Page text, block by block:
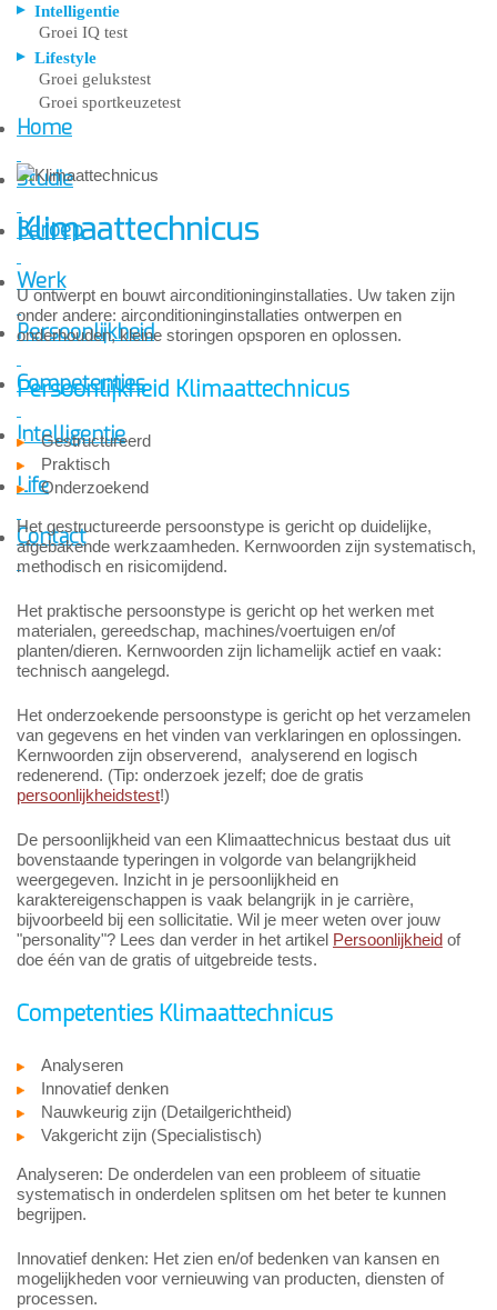
Intelligentie
Groei IQ test
Lifestyle
Groei gelukstest
Groei sportkeuzetest
Home
Studie
Beroep
Werk
Persoonlijkheid
Competenties
Intelligentie
Life
Contact
Klimaattechnicus
U ontwerpt en bouwt airconditioninginstallaties. Uw taken zijn
onder andere: airconditioninginstallaties ontwerpen en
onderhouden, kleine storingen opsporen en oplossen.
Persoonlijkheid Klimaattechnicus
Gestructureerd
Praktisch
Onderzoekend
Het gestructureerde persoonstype is gericht op duidelijke,
afgebakende werkzaamheden. Kernwoorden zijn systematisch,
methodisch en risicomijdend.
Het praktische persoonstype is gericht op het werken met
materialen, gereedschap, machines/voertuigen en/of
planten/dieren. Kernwoorden zijn lichamelijk actief en vaak:
technisch aangelegd.
Het onderzoekende persoonstype is gericht op het verzamelen
van gegevens en het vinden van verklaringen en oplossingen.
Kernwoorden zijn observerend, analyserend en logisch
redenerend. (Tip: onderzoek jezelf; doe de gratis
persoonlijkheidstest!)
De persoonlijkheid van een Klimaattechnicus bestaat dus uit
bovenstaande typeringen in volgorde van belangrijkheid
weergegeven. Inzicht in je persoonlijkheid en
karaktereigenschappen is vaak belangrijk in je carrière,
bijvoorbeeld bij een sollicitatie. Wil je meer weten over jouw
"personality"? Lees dan verder in het artikel Persoonlijkheid of
doe één van de gratis of uitgebreide tests.
Competenties Klimaattechnicus
Analyseren
Innovatief denken
Nauwkeurig zijn (Detailgerichtheid)
Vakgericht zijn (Specialistisch)
Analyseren: De onderdelen van een probleem of situatie
systematisch in onderdelen splitsen om het beter te kunnen
begrijpen.
Innovatief denken: Het zien en/of bedenken van kansen en
mogelijkheden voor vernieuwing van producten, diensten of
processen.